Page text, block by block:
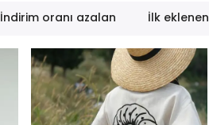
İndirim oranı azalan İlk eklenen